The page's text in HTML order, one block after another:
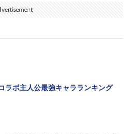
ラボ主人公最強キャラランキング